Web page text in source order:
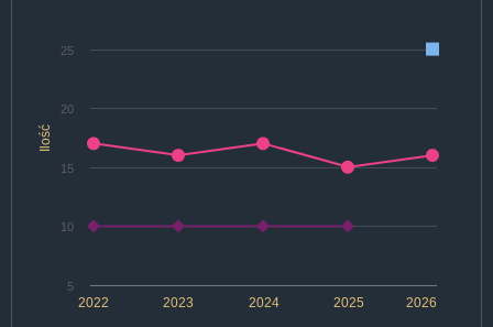
Ilość
2022 2024 2026
2023 2025
5
10
15
20
25